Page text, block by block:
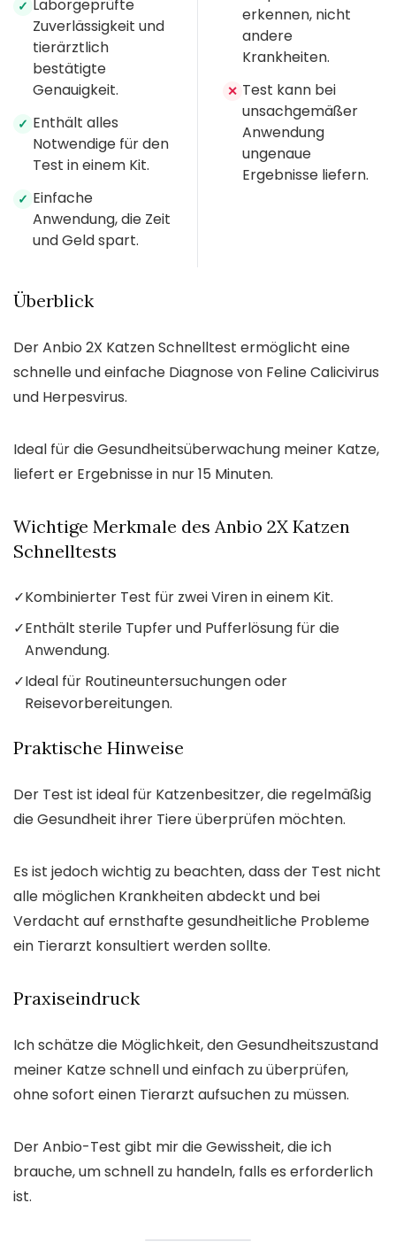
✓ Laborgeprüfte
Zuverlässigkeit und
tierärztlich
bestätigte
Genauigkeit.
✓ Enthält alles
Notwendige für den
Test in einem Kit.
✓ Einfache
Anwendung, die Zeit
und Geld spart.
erkennen, nicht
andere
Krankheiten.
✕ Test kann bei
unsachgemäßer
Anwendung
ungenaue
Ergebnisse liefern.
Überblick
Der Anbio 2X Katzen Schnelltest ermöglicht eine
schnelle und einfache Diagnose von Feline Calicivirus
und Herpesvirus.
Ideal für die Gesundheitsüberwachung meiner Katze,
liefert er Ergebnisse in nur 15 Minuten.
Wichtige Merkmale des Anbio 2X Katzen
Schnelltests
✓Kombinierter Test für zwei Viren in einem Kit.
✓Enthält sterile Tupfer und Pufferlösung für die
Anwendung.
✓Ideal für Routineuntersuchungen oder
Reisevorbereitungen.
Praktische Hinweise
Der Test ist ideal für Katzenbesitzer, die regelmäßig
die Gesundheit ihrer Tiere überprüfen möchten.
Es ist jedoch wichtig zu beachten, dass der Test nicht
alle möglichen Krankheiten abdeckt und bei
Verdacht auf ernsthafte gesundheitliche Probleme
ein Tierarzt konsultiert werden sollte.
Praxiseindruck
Ich schätze die Möglichkeit, den Gesundheitszustand
meiner Katze schnell und einfach zu überprüfen,
ohne sofort einen Tierarzt aufsuchen zu müssen.
Der Anbio-Test gibt mir die Gewissheit, die ich
brauche, um schnell zu handeln, falls es erforderlich
ist.